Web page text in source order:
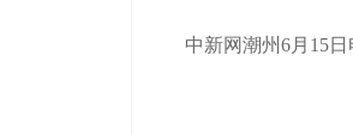
中新网潮州6月15日电